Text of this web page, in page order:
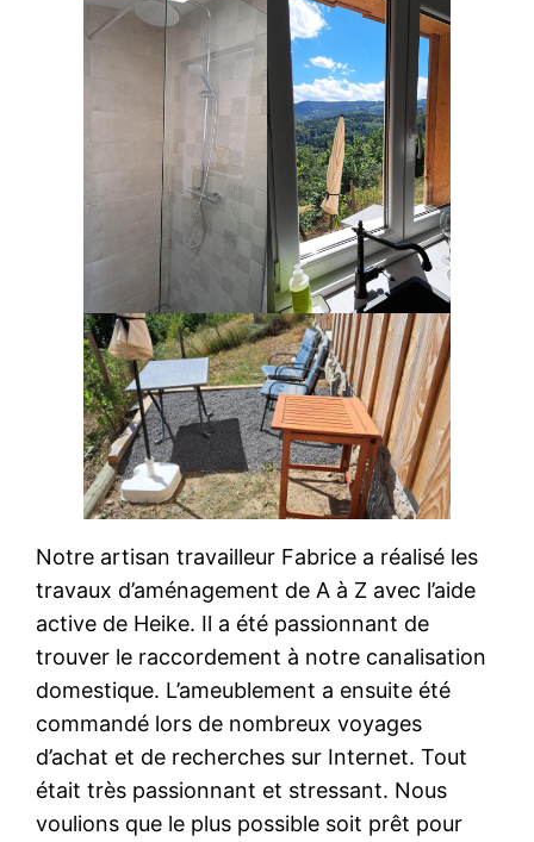
Notre artisan travailleur Fabrice a réalisé les
travaux d’aménagement de A à Z avec l’aide
active de Heike. Il a été passionnant de
trouver le raccordement à notre canalisation
domestique. L’ameublement a ensuite été
commandé lors de nombreux voyages
d’achat et de recherches sur Internet. Tout
était très passionnant et stressant. Nous
voulions que le plus possible soit prêt pour